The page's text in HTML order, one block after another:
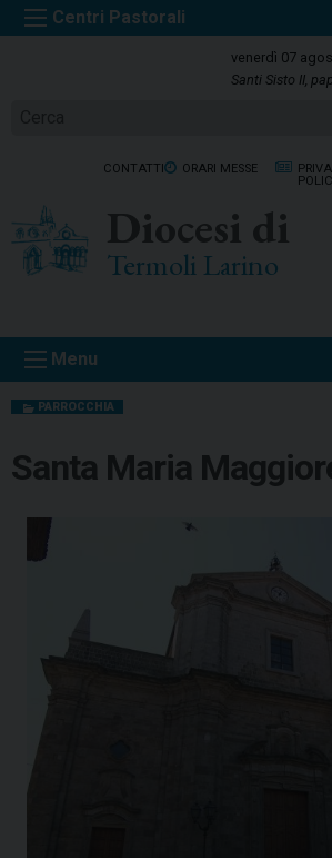
k
t
venerdì 07
Santi Sisto II,
CONTATTI ORARI MESSE
Diocesi di
Termoli Larino
Menu
PARROCCHIA
Santa Maria